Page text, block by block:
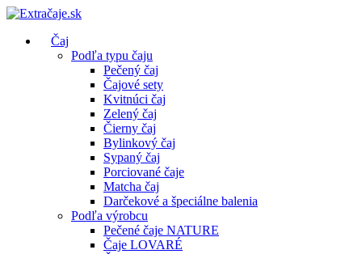
Čaj
Podľa typu čaju
Pečený čaj
Čajové sety
Kvitnúci čaj
Zelený čaj
Čierny čaj
Bylinkový čaj
Sypaný čaj
Porciované čaje
Matcha čaj
Darčekové a špeciálne balenia
Podľa výrobcu
Pečené čaje NATURE
Čaje LOVARÉ